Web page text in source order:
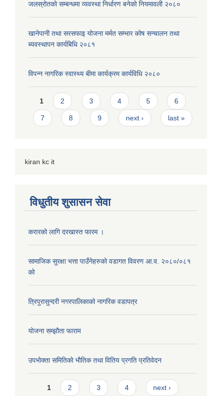
जलस्रोतको सम्बन्धमा व्यवस्था निर्धारण बनेको नियमावली २०८०
खानेपानी तथा सरसफाइ योजना मर्मत सम्भार कोष सन्चालन तथा
ब्यवस्थापन कार्यबिधि २०८१
विपन्न नागरिक स्वास्थ्य बीमा कार्यक्रम कार्यविधि २०८०
Pages
1 2 3 4 5 6
7 8 9 next › last »
kiran kc it
विधुतीय शुसासन सेवा
करारको लागि दरखास्त फारम ।
सामाजिक सुरक्षा भत्ता पाउँनेहरुको वडागत विवरण आ.व. २०८०/०८१
को
त्रिपुरासुन्दरी नगरपालिकाको नागरिक वडापत्र
याेजना सम्झौता फाराम
उपभाेक्ता समितिकाे भाैतिक तथा वितिय प्रगति प्रतिवेदन
Pages
1 2 3 4 next ›